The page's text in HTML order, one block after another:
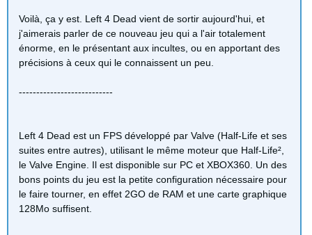
Voilà, ça y est. Left 4 Dead vient de sortir aujourd'hui, et
j'aimerais parler de ce nouveau jeu qui a l'air totalement
énorme, en le présentant aux incultes, ou en apportant des
précisions à ceux qui le connaissent un peu.
---------------------------
Left 4 Dead est un FPS développé par Valve (Half-Life et ses
suites entre autres), utilisant le même moteur que Half-Life²,
le Valve Engine. Il est disponible sur PC et XBOX360. Un des
bons points du jeu est la petite configuration nécessaire pour
le faire tourner, en effet 2GO de RAM et une carte graphique
128Mo suffisent.